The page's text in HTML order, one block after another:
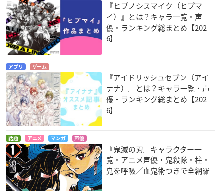
『ヒプノシスマイク（ヒプマ
イ）』とは？キャラ一覧・声
優・ランキング総まとめ【202
6】
アプリ ゲーム
『アイドリッシュセブン（アイ
ナナ）』とは？キャラ一覧・声
優・ランキング総まとめ【202
6】
話題 アニメ マンガ 声優
『鬼滅の刃』キャラクター一
覧・アニメ声優・鬼殺隊・柱・
鬼を呼吸／血鬼術つきで全網羅